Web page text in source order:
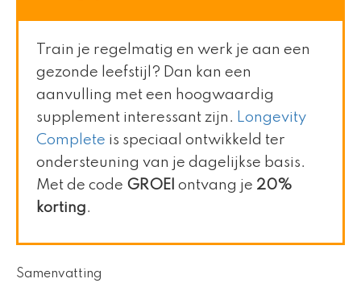
Train je regelmatig en werk je aan een
gezonde leefstijl? Dan kan een
aanvulling met een hoogwaardig
supplement interessant zijn.
Longevity
Complete is speciaal ontwikkeld ter
ondersteuning van je dagelijkse basis.
Met de code GROEI ontvang je 20%
korting.
Samenvatting